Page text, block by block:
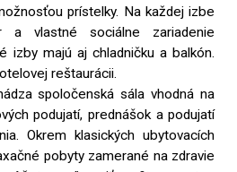
prístelky. Na každej izbe
a vlastné sociálne zariadenie
izby majú aj chladničku a balkón.
reštaurácii.
spoločenská sála vhodná na
podujatí, prednášok a podujatí
Okrem klasických ubytovacích
pobyty zamerané na zdravie